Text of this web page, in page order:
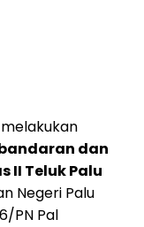
dan
II Teluk Palu
Negeri Palu
PN Pal